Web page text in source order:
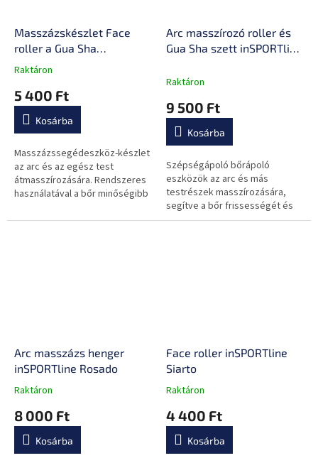
Masszázskészlet Face
roller a Gua Sha
inSPORTline Siarto Set
A
átlagos
értékelése
0,0
csillag.
Raktáron
5 400 Ft
Kosárba
Masszázssegédeszköz-készlet
az arc és az egész test
átmasszírozására. Rendszeres
használatával a bőr minőségibb
érhető el.
Arc masszírozó roller és
Gua Sha szett inSPORTline
Raktáron
9 500 Ft
Kosárba
Szépségápoló bőrápoló
eszközök az arc és más
testrészek masszírozására,
segítve a bőr frissességét és
az izmok ellazulását, ha
Arc masszázs henger
inSPORTline Rosado
A
átlagos
értékelése
Raktáron
8 000 Ft
Kosárba
Face roller inSPORTline
Siarto
A
átlagos
értékelése
Raktáron
4 400 Ft
Kosárba